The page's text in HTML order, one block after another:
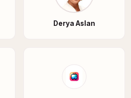
Derya Aslan